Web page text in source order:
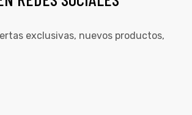
exclusivas, nuevos productos,